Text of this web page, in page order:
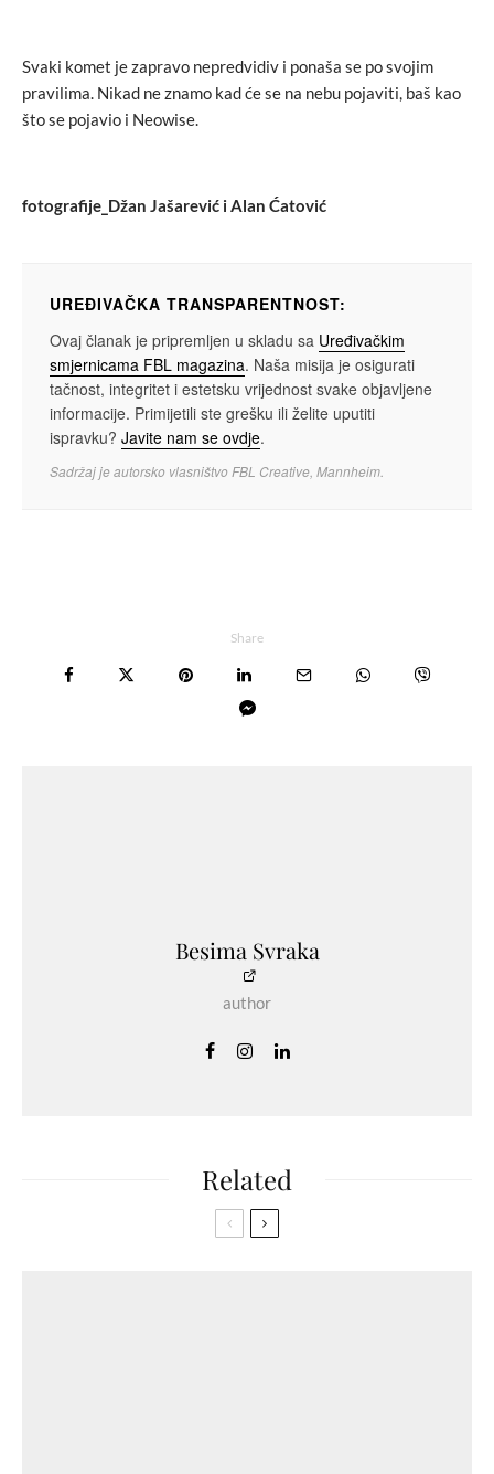
Svaki komet je zapravo nepredvidiv i ponaša se po svojim
pravilima. Nikad ne znamo kad će se na nebu pojaviti, baš kao
što se pojavio i Neowise.
fotografije_Džan Jašarević i Alan Ćatović
UREĐIVAČKA TRANSPARENTNOST:
Ovaj članak je pripremljen u skladu sa Uređivačkim
smjernicama FBL magazina. Naša misija je osigurati
tačnost, integritet i estetsku vrijednost svake objavljene
informacije. Primijetili ste grešku ili želite uputiti
ispravku? Javite nam se ovdje.
Sadržaj je autorsko vlasništvo FBL Creative, Mannheim.
Share
Besima Svraka
author
Related